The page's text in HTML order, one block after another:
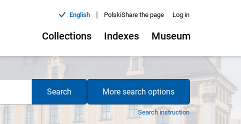
English | PolskiShare the page Log in
Collections Indexes Museum
Search More search options
Search instruction